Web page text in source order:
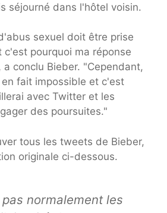
séjourné dans l'hôtel voisin.
sexuel doit être prise
c'est pourquoi ma réponse
conclu Bieber. "Cependant,
fait impossible et c'est
avec Twitter et les
des poursuites."
tous les tweets de Bieber,
originale ci-dessous.
normalement les